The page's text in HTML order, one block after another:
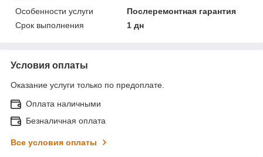
Особенности услуги
Послеремонтная гарантия
Срок выполнения
1 дн
Условия оплаты
Оказание услуги только по предоплате.
Оплата наличными
Безналичная оплата
Все условия оплаты